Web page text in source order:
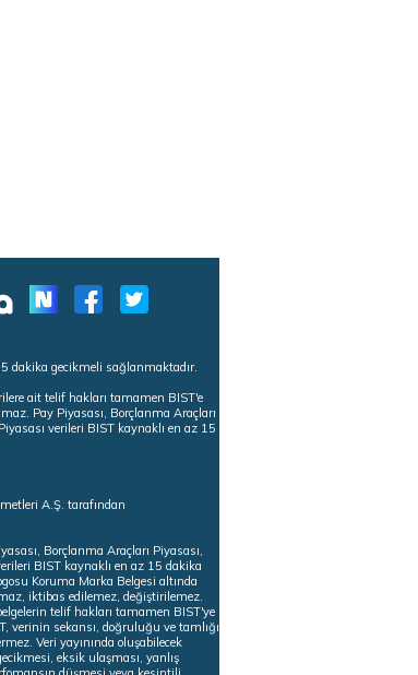
dakika gecikmeli sağlanmaktadır.
ait telif hakları tamamen BIST'e
Pay Piyasası, Borçlanma Araçları
verileri BIST kaynaklı en az 15
A.Ş. tarafından
Borçlanma Araçları Piyasası,
BIST kaynaklı en az 15 dakika
Koruma Marka Belgesi altında
iktibas edilemez, değiştirilemez.
telif hakları tamamen BIST'ye
verinin sekansı, doğruluğu ve tamlığı
Veri yayınında oluşabilecek
eksik ulaşması, yanlış